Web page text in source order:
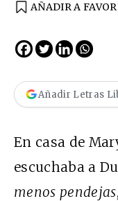
AÑADIR A
Añadir Letras
En casa de
escuchaba a
menos pendejas